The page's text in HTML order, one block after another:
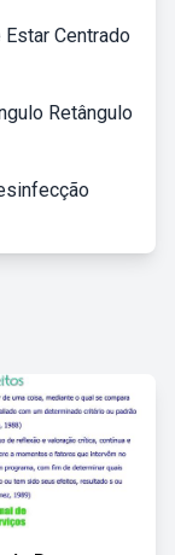
Centrado
Retângulo